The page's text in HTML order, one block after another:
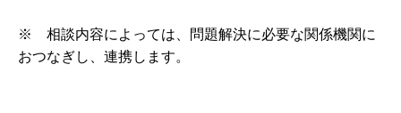
※ 相談内容によっては、問題解決に必要な関係機関に
おつなぎし、連携します。